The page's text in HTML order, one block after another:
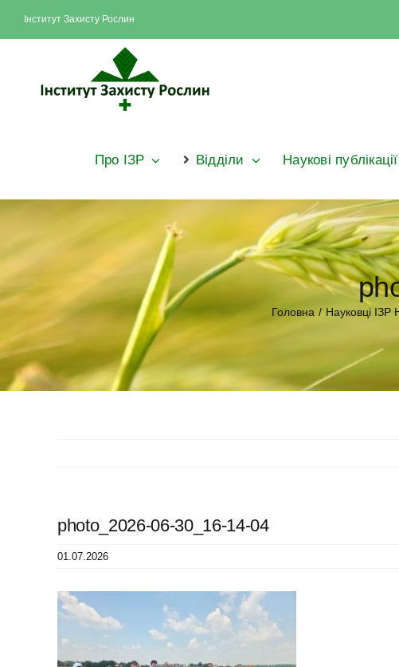
content
Інститут Захисту Рослин
Про ІЗР Відділи Наукові публікації
Головна / Науковці ІЗР
photo_2026-06-30_16-14-04
01.07.2026